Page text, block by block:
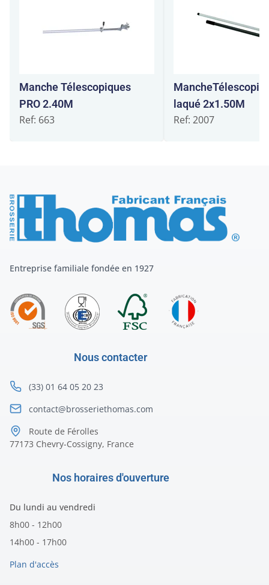
Manche Télescopiques
PRO 2.40M
Ref: 663
laqué 2x1.50M
Ref: 2007
Entreprise familiale fondée en 1927
Nous contacter
(33) 01 64 05 20 23
contact@brosseriethomas.com
Route de Férolles
77173 Chevry-Cossigny, France
Nos horaires d'ouverture
Du lundi au vendredi
8h00 - 12h00
14h00 - 17h00
Plan d'accès